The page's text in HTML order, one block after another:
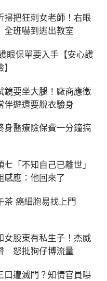
掃把狂刺女老師！右眼
班嚇到逃出教室
眼保單要入手【安心護
鏡要坐大腿！廠商應徵
遊還要脫衣驗身
身醫療險保費一分鐘搞
七「不知自己已離世」
應：他回來了
茶 癌細胞易找上門
女股東有私生子！杰威
怒批狗仔博流量
口遭滅門？知情官員曝